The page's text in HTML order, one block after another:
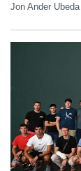
Jon Ander Ubeda